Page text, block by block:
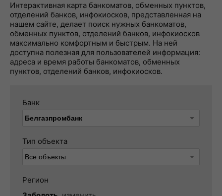
Интерактивная карта банкоматов, обменных пунктов,
отделений банков, инфокиосков, представленная на
нашем сайте, делает поиск нужных банкоматов,
обменных пунктов, отделений банков, инфокиосков
максимально комфортным и быстрым. На ней
доступна полезная для пользователей информация:
адреса и время работы банкоматов, обменных
пунктов, отделений банков, инфокиосков.
Банк
Тип объекта
Регион